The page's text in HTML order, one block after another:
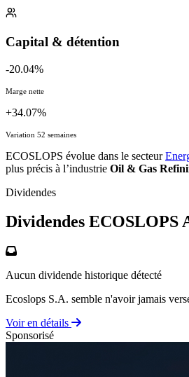
Capital & détention
-20.04%
Marge nette
+34.07%
Variation 52 semaines
ECOSLOPS évolue dans le secteur
plus précis à l’industrie Oil & Gas
Dividendes
Dividendes ECOSLOPS
Aucun dividende historique détecté
Ecoslops S.A. semble n'avoir jamais
Voir en détails
Sponsorisé